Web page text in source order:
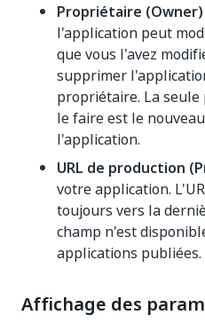
Propriétaire (Owner)
l'application peut
que vous l'avez
supprimer
propriétaire. La
le faire est le
l'application.
URL de production
votre application.
toujours vers la
champ n'est
applications publiées.
Affichage des